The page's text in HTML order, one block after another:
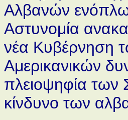
Αλβανών
Αστυνομία
νέα Κυβέρνηση
Αμερικανικών
πλειοψηφία των
κίνδυνο των